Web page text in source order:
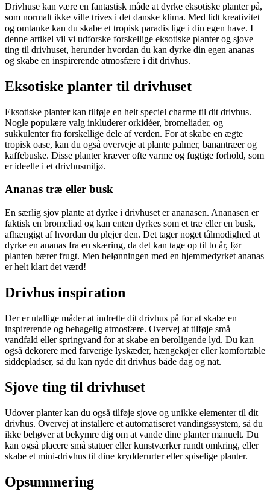
Drivhuse kan være en fantastisk måde at dyrke eksotiske planter på,
som normalt ikke ville trives i det danske klima. Med lidt kreativitet
og omtanke kan du skabe et tropisk paradis lige i din egen have. I
denne artikel vil vi udforske forskellige eksotiske planter og sjove
ting til drivhuset, herunder hvordan du kan dyrke din egen ananas
og skabe en inspirerende atmosfære i dit drivhus.
Eksotiske planter til drivhuset
Eksotiske planter kan tilføje en helt speciel charme til dit drivhus.
Nogle populære valg inkluderer orkidéer, bromeliader, og
sukkulenter fra forskellige dele af verden. For at skabe en ægte
tropisk oase, kan du også overveje at plante palmer, banantræer og
kaffebuske. Disse planter kræver ofte varme og fugtige forhold, som
er ideelle i et drivhusmiljø.
Ananas træ eller busk
En særlig sjov plante at dyrke i drivhuset er ananasen. Ananasen er
faktisk en bromeliad og kan enten dyrkes som et træ eller en busk,
afhængigt af hvordan du plejer den. Det tager noget tålmodighed at
dyrke en ananas fra en skæring, da det kan tage op til to år, før
planten bærer frugt. Men belønningen med en hjemmedyrket ananas
er helt klart det værd!
Drivhus inspiration
Der er utallige måder at indrette dit drivhus på for at skabe en
inspirerende og behagelig atmosfære. Overvej at tilføje små
vandfald eller springvand for at skabe en beroligende lyd. Du kan
også dekorere med farverige lyskæder, hængekøjer eller komfortable
siddepladser, så du kan nyde dit drivhus både dag og nat.
Sjove ting til drivhuset
Udover planter kan du også tilføje sjove og unikke elementer til dit
drivhus. Overvej at installere et automatiseret vandingssystem, så du
ikke behøver at bekymre dig om at vande dine planter manuelt. Du
kan også placere små statuer eller kunstværker rundt omkring, eller
skabe et mini-drivhus til dine krydderurter eller spiselige planter.
Opsummering